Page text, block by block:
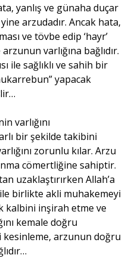
yanlış ve günaha duçar
arzudadır. Ancak hata,
ve tövbe edip ‘hayr’
varlığına bağlıdır.
ile sağlıklı ve sahih bir
yapacak
varlığını
bir şekilde takibini
zorunlu kılar. Arzu
cömertliğine sahiptir.
uzaklaştırırken Allah’a
ile birlikte akli muhakemeyi
kalbini inşirah etme ve
kemale doğru
arzunun doğru